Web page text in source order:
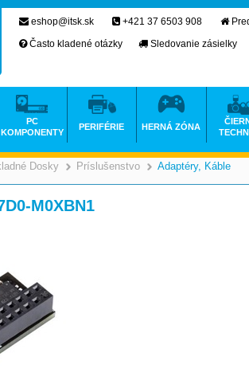
Dosky >
Príslušenstvo Adaptéry, Káble
M0XBN1
eshop@itsk.sk +421 37 6503 908
Často kladené otázky
Sledovanie zásielky
PC
KOMPONENTY
PERIFÉRIE HERNÁ ZÓNA